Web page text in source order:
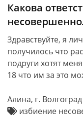
Какова
Здравствуйте, я
получилось что
подруги хотят
18 что им за это
Алина, г. Волгоград
избиение